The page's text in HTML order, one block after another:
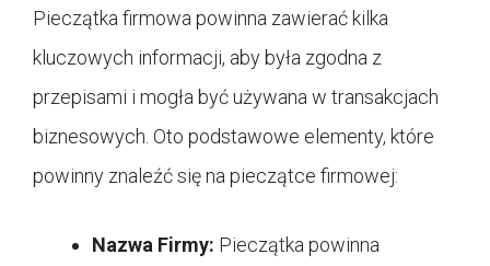
Pieczątka firmowa powinna zawierać kilka
kluczowych informacji, aby była zgodna z
przepisami i mogła być używana w transakcjach
biznesowych. Oto podstawowe elementy, które
powinny znaleźć się na pieczątce firmowej:
Nazwa Firmy: Pieczątka powinna